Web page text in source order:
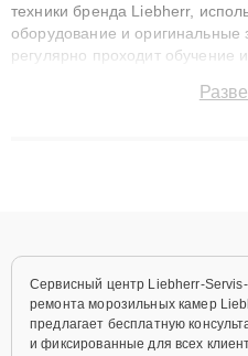
техники бренда Liebherr,
оборудование и
регулярно проходит обучение
технику с сохранением
Сервисный центр Liebherr-
ремонта морозильных камер
предлагает бесплатную
и фиксированные для всех